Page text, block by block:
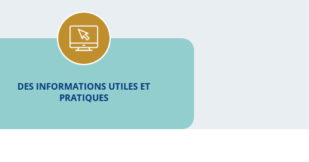
DES INFORMATIONS UTILES ET
PRATIQUES